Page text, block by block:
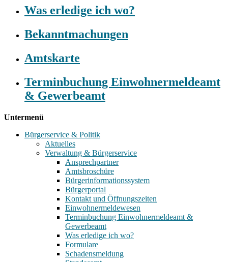
Was erledige ich wo?
Bekanntmachungen
Amtskarte
Terminbuchung Einwohnermeldeamt
& Gewerbeamt
Untermenü
Bürgerservice & Politik
Aktuelles
Verwaltung & Bürgerservice
Ansprechpartner
Amtsbroschüre
Bürgerinformationssystem
Bürgerportal
Kontakt und Öffnungszeiten
Einwohnermeldewesen
Terminbuchung Einwohnermeldeamt &
Gewerbeamt
Was erledige ich wo?
Formulare
Schadensmeldung